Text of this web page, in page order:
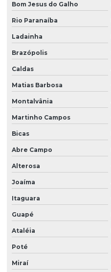
Bom Jesus do Galho
Rio Paranaíba
Ladainha
Brazópolis
Caldas
Matias Barbosa
Montalvânia
Martinho Campos
Bicas
Abre Campo
Alterosa
Joaíma
Itaguara
Guapé
Ataléia
Poté
Miraí